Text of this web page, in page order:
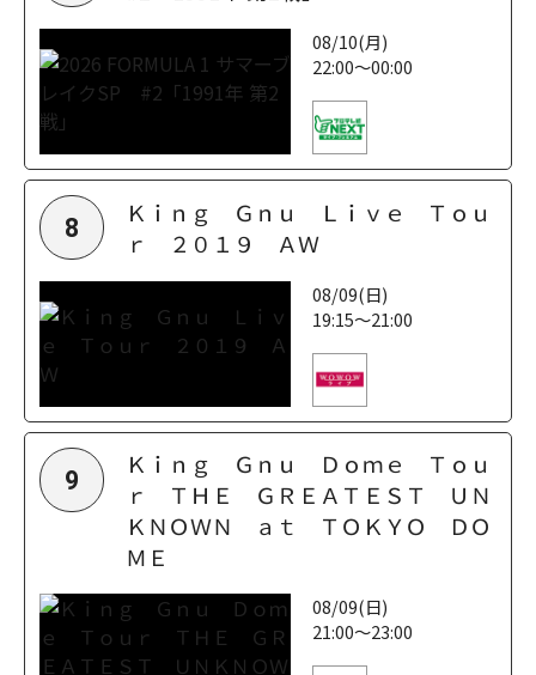
08/10(月)
22:00～00:00
8
Ｋｉｎｇ Ｇｎｕ Ｌｉｖｅ Ｔｏｕ
ｒ ２０１９ ＡＷ
08/09(日)
19:15～21:00
9
Ｋｉｎｇ Ｇｎｕ Ｄｏｍｅ Ｔｏｕ
ｒ ＴＨＥ ＧＲＥＡＴＥＳＴ ＵＮ
ＫＮＯＷＮ ａｔ ＴＯＫＹＯ ＤＯ
ＭＥ
08/09(日)
21:00～23:00